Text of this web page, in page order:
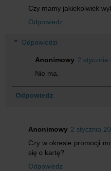
Czy mamy jakiekolwiek
Odpowiedz
Odpowiedzi
Anonimowy 2 stycznia
Nie ma.
Odpowiedz
Anonimowy 2 stycznia
Czy w okresie promocji
się o kartę?
Odpowiedz